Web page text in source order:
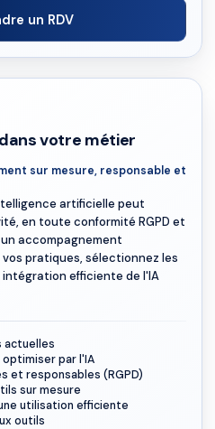
un RDV
votre métier
sur mesure, responsable et
artificielle peut
en toute conformité RGPD et
accompagnement
pratiques, sélectionnez les
efficiente de l'IA
actuelles
par l'IA
et responsables (RGPD)
sur mesure
utilisation efficiente
outils